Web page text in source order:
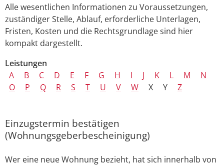
Alle wesentlichen Informationen zu Voraussetzungen,
zuständiger Stelle, Ablauf, erforderliche Unterlagen,
Fristen, Kosten und die Rechtsgrundlage sind hier
kompakt dargestellt.
Leistungen
A
B C D E F G H I J K L M
N
O
P Q R S T U V W X Y Z
Einzugstermin bestätigen
(Wohnungsgeberbescheinigung)
Wer eine neue Wohnung bezieht, hat sich innerhalb von